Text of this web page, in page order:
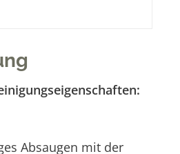
Absaugen mit der